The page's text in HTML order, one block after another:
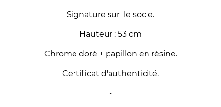
Signature sur le socle.
Hauteur : 53 cm
Chrome doré + papillon en résine.
Certificat d'authenticité.
-